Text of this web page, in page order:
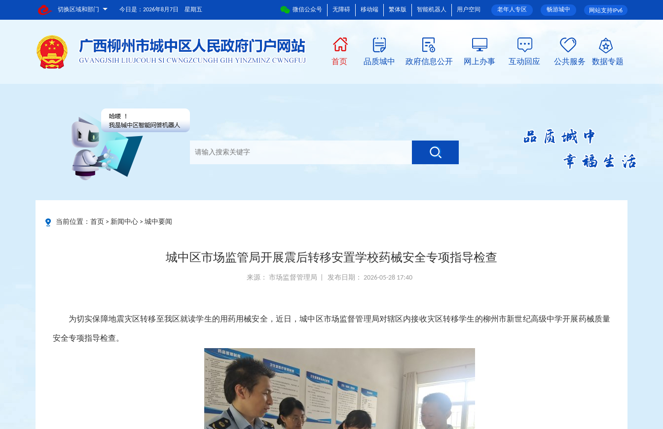
切换区域和部门 网站支持IPv6
畅游城中
老年人专区
微信公众号 无障碍 移动端 繁体版 智能机器人 用户空间
今日是： 2026年8月7日 星期五
首页 品质城中 政府信息公开 网上办事 互动回应 公共服务 数据专题
当前位置： 首页 > 新闻中心 > 城中要闻
城中区市场监管局开展震后转移安置学校药械安全专项指导检查
来源： 市场监督管理局 | 发布日期： 2026-05-28 17:40
为切实保障地震灾区转移至我区就读学生的用药用械安全，近日，城中区市场监督管理局对辖区内接收灾区转移学生的柳州市新世纪高级中学开展药械质量
安全专项指导检查。